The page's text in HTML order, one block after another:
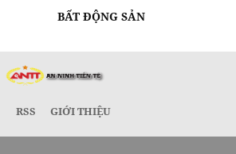
BẤT ĐỘNG SẢN
RSS GIỚI THIỆU